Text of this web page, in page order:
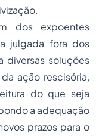
dos expoentes
julgada fora dos
diversas soluções
ação rescisória,
do que seja
a adequação
prazos para o